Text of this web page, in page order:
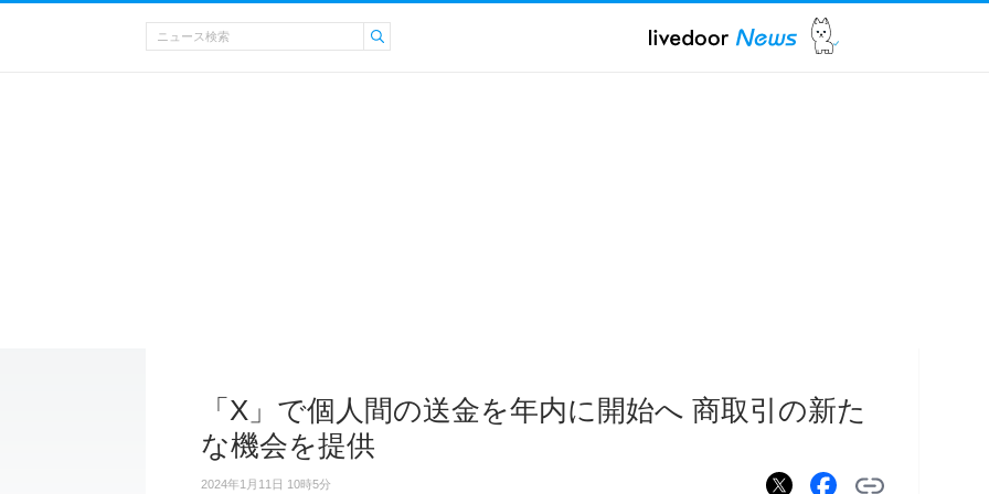
「X」で個人間の送金を年内に開始へ 商取引の新た
な機会を提供
2024年1月11日 10時5分